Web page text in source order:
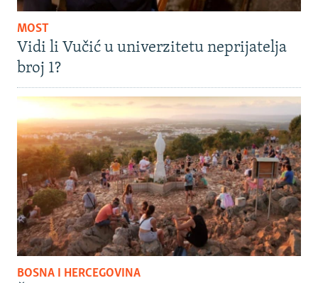
MOST
Vidi li Vučić u univerzitetu neprijatelja
broj 1?
BOSNA I HERCEGOVINA